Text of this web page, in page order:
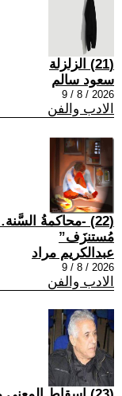
(21) الزلزلة
سعود سالم
2026 / 8 / 9
الادب والفن
(22) -محاكمةُ
مُستنزَف”
عبدالكريم مراد
2026 / 8 / 9
الادب والفن